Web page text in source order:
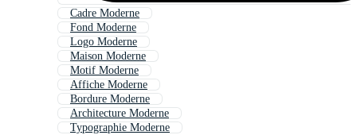
Cadre Moderne
Fond Moderne
Logo Moderne
Maison Moderne
Motif Moderne
Affiche Moderne
Bordure Moderne
Architecture Moderne
Typographie Moderne